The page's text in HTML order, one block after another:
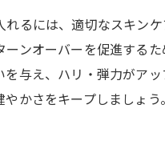
るには、適切なスキン
ーンオーバーを促進する
与え、ハリ・弾力がア
かさをキープしましょう。